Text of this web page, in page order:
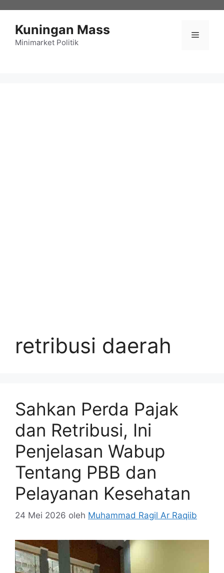
Kuningan Mass
Minimarket Politik
Menu
retribusi daerah
Sahkan Perda Pajak
dan Retribusi, Ini
Penjelasan Wabup
Tentang PBB dan
Pelayanan Kesehatan
24 Mei 2026 oleh Muhammad Ragil Ar Raqiib